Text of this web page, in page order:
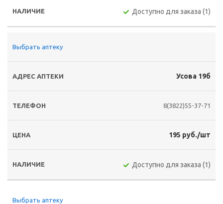
Доступно для заказа (1)
Выбрать аптеку
Усова 19б
8(3822)55-37-71
195 руб./шт
Доступно для заказа (1)
Выбрать аптеку